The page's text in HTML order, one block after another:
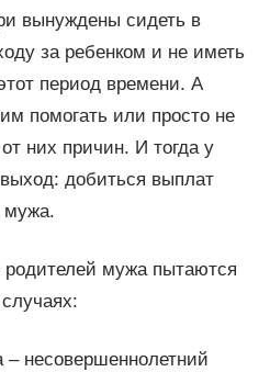
вынуждены сидеть в
за ребенком и не иметь
период времени. А
помогать или просто не
них причин. И тогда у
добиться выплат
мужа.
мужа пытаются
– несовершеннолетний